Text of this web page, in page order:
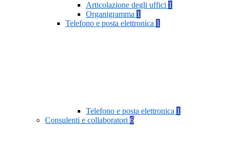
Articolazione degli uffici 1
Organigramma 1
Telefono e posta elettronica 1
Telefono e posta elettronica 1
Consulenti e collaboratori 6